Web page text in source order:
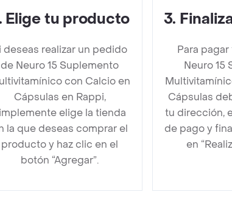
. Elige tu producto
deseas realizar un pedido
de Neuro 15 Suplemento
con Calcio en
Cápsulas en Rappi,
elige la tienda
la que deseas comprar el
producto y haz clic en el
botón “Agregar”.
3.
Para
Neuro 15
Cápsulas
tu dirección,
de pago y
en